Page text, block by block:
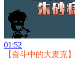
01:52
【奋斗中的大麦克】